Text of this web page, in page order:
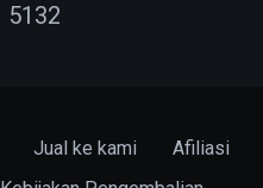
5132
Jual ke kami
Afiliasi